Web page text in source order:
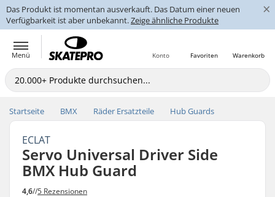
Das Produkt ist momentan ausverkauft. Das Datum einer neuen
Verfügbarkeit ist aber unbekannt.Zeige ähnliche Produkte
×
Menü Warenkorb
Favoriten
Konto
Startseite BMX Räder Ersatzteile Hub Guards
ECLAT
Servo Universal Driver Side
BMX Hub Guard
4,6//5 Rezensionen